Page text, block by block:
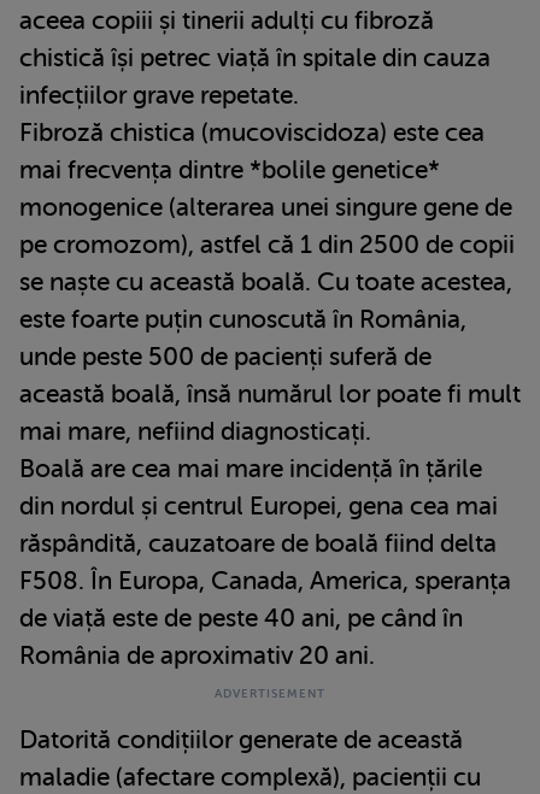
aceea copiii și tinerii adulți cu fibroză
chistică își petrec viață în spitale din cauza
infecțiilor grave repetate.
Fibroză chistica (mucoviscidoza) este cea
mai frecvența dintre *bolile genetice*
monogenice (alterarea unei singure gene de
pe cromozom), astfel că 1 din 2500 de copii
se naște cu această boală. Cu toate acestea,
este foarte puțin cunoscută în România,
unde peste 500 de pacienți suferă de
această boală, însă numărul lor poate fi mult
mai mare, nefiind diagnosticați.
Boală are cea mai mare incidență în țările
din nordul și centrul Europei, gena cea mai
răspândită, cauzatoare de boală fiind delta
F508. În Europa, Canada, America, speranța
de viață este de peste 40 ani, pe când în
România de aproximativ 20 ani.
Datorită condițiilor generate de această
maladie (afectare complexă), pacienții cu